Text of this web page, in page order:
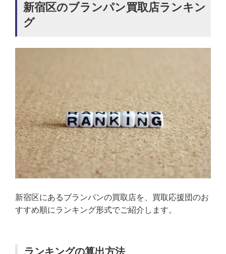
新宿区のブランパン買取店ランキン
グ
新宿区にあるブランパンの買取店を、買取応援団のお
すすめ順にランキング形式でご紹介します。
ランキングの算出方法